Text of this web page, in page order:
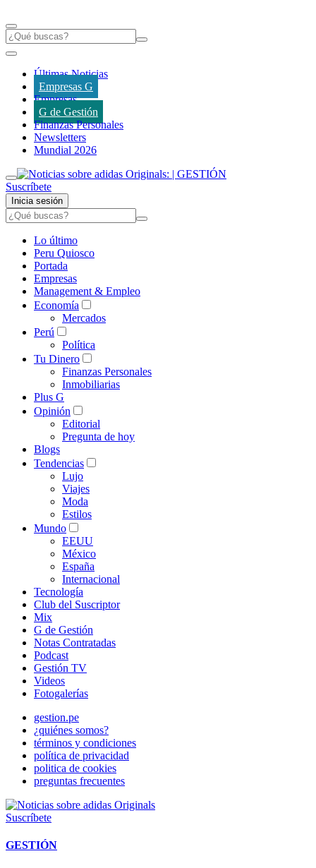
Últimas Noticias
Empresas G
Empresas
G de Gestión
Finanzas Personales
Newsletters
Mundial 2026
Suscríbete
Inicia sesión
Lo último
Peru Quiosco
Portada
Empresas
Management & Empleo
Economía
Mercados
Perú
Política
Tu Dinero
Finanzas Personales
Inmobiliarias
Plus G
Opinión
Editorial
Pregunta de hoy
Blogs
Tendencias
Lujo
Viajes
Moda
Estilos
Mundo
EEUU
México
España
Internacional
Tecnología
Club del Suscriptor
Mix
G de Gestión
Notas Contratadas
Podcast
Gestión TV
Videos
Fotogalerías
gestion.pe
¿quiénes somos?
términos y condiciones
política de privacidad
politica de cookies
preguntas frecuentes
Suscríbete
GESTIÓN